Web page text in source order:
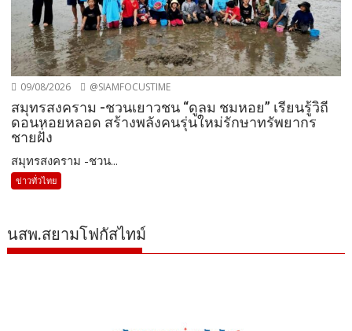
09/08/2026 @SIAMFOCUSTIME
สมุทรสงคราม -ชวนเยาวชน “ดูลม ชมหอย” เรียนรู้วิถี
ดอนหอยหลอด สร้างพลังคนรุ่นใหม่รักษาทรัพยากร
ชายฝั่ง
สมุทรสงคราม -ชวน...
ข่าวทั่วไทย
นสพ.สยามโฟกัสไทม์